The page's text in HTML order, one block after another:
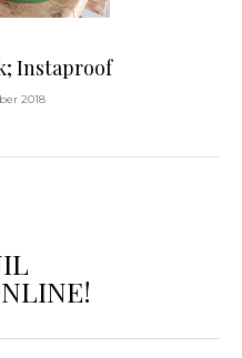
Instaproof
2018